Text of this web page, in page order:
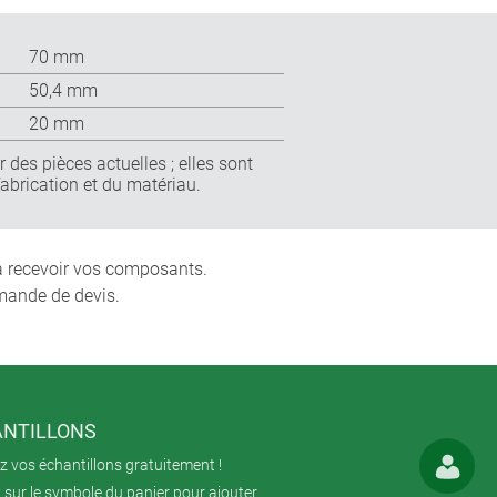
70 mm
50,4 mm
20 mm
des pièces actuelles ; elles sont
et du matériau.
recevoir vos composants.
de devis.
vos échantillons gratuitement !
sur le symbole du panier pour ajouter